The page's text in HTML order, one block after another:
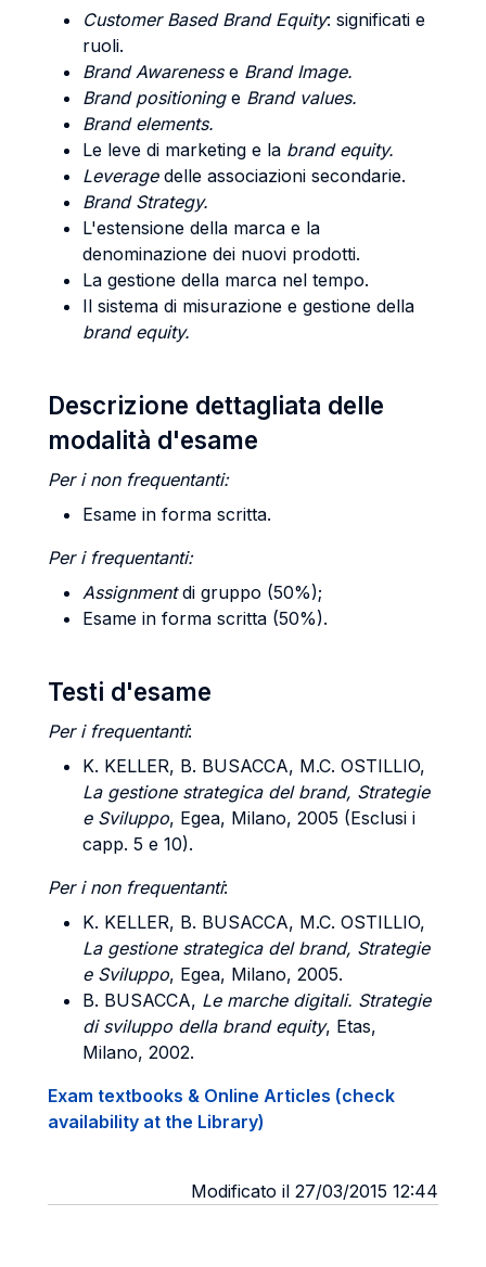
Customer Based Brand Equity: significati e
ruoli.
Brand Awarenesse Brand Image.
Brand positioninge Brand values.
Brand elements.
Le leve di marketing e la brand equity.
Leveragedelle associazioni secondarie.
Brand Strategy.
L'estensione della marca e la
denominazione dei nuovi prodotti.
La gestione della marca nel tempo.
Il sistema di misurazione e gestione della
brand equity.
Descrizione dettagliata delle
modalità d'esame
Per i non frequentanti:
Esame in forma scritta.
Per i frequentanti:
Assignmentdi gruppo (50%);
Esame in forma scritta (50%).
Testi d'esame
Per i frequentanti:
K. KELLER, B. BUSACCA, M.C. OSTILLIO,
La gestione strategica del brand, Strategie
e Sviluppo, Egea, Milano, 2005 (Esclusi i
capp. 5 e 10).
Per i non frequentanti:
K. KELLER, B. BUSACCA, M.C. OSTILLIO,
La gestione strategica del brand, Strategie
e Sviluppo, Egea, Milano, 2005.
B. BUSACCA, Le marche digitali. Strategie
di sviluppo della brand equity, Etas,
Milano, 2002.
Exam textbooks & Online Articles (check
availability at the Library)
Modificato il 27/03/2015 12:44